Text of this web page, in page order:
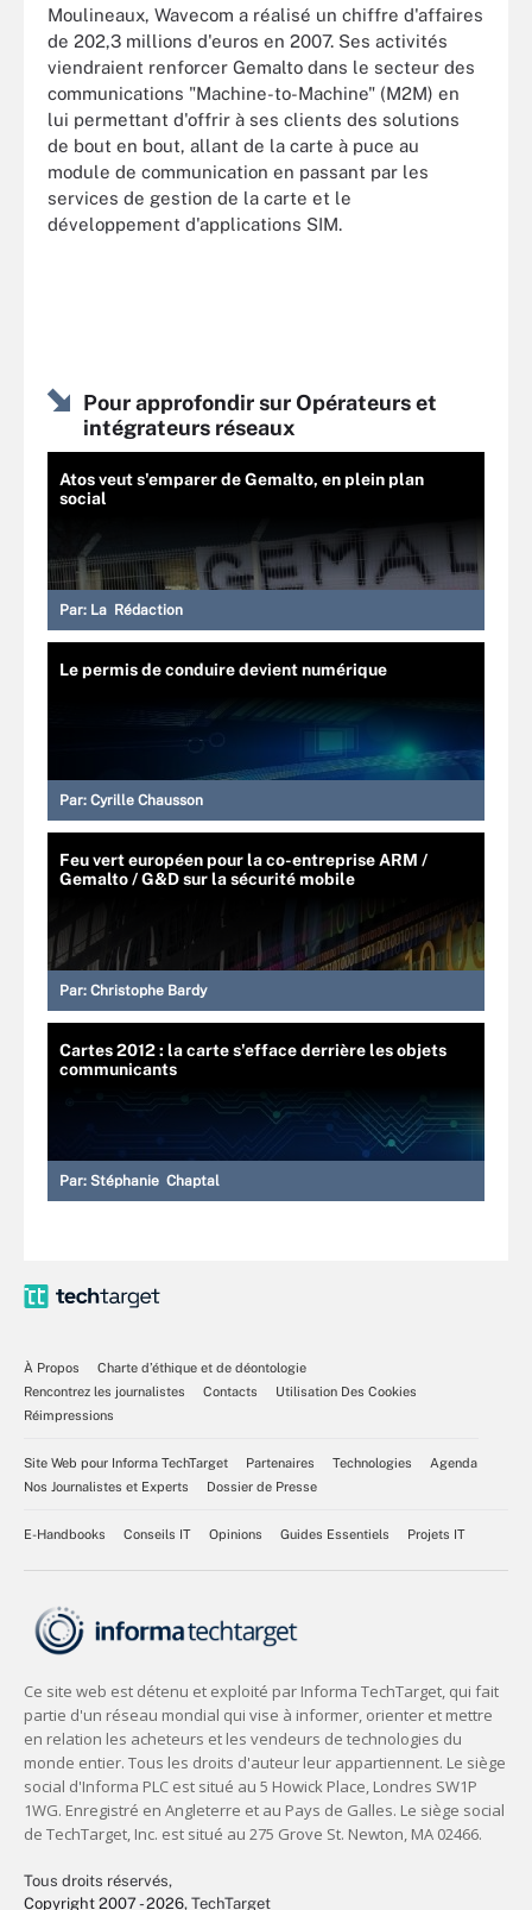
Moulineaux, Wavecom a réalisé un chiffre d'affaires
de 202,3 millions d'euros en 2007. Ses activités
viendraient renforcer Gemalto dans le secteur des
communications "Machine-to-Machine" (M2M) en
lui permettant d'offrir à ses clients des solutions
de bout en bout, allant de la carte à puce au
module de communication en passant par les
services de gestion de la carte et le
développement d'applications SIM.
Pour approfondir sur Opérateurs et
intégrateurs réseaux
Atos veut s'emparer de Gemalto, en plein plan
social
Par: La Rédaction
Le permis de conduire devient numérique
Par: Cyrille Chausson
Feu vert européen pour la co-entreprise ARM /
Gemalto / G&D sur la sécurité mobile
Par: Christophe Bardy
Cartes 2012 : la carte s'efface derrière les objets
communicants
Par: Stéphanie Chaptal
À Propos
Charte d’éthique et de déontologie
Rencontrez les journalistes
Contacts
Utilisation Des Cookies
Réimpressions
Site Web pour Informa TechTarget Partenaires Technologies
Agenda
Nos Journalistes et Experts
Dossier de Presse
E-Handbooks Conseils IT Opinions Guides Essentiels Projets IT
Tous droits réservés,
Copyright 2007 - 2026, TechTarget